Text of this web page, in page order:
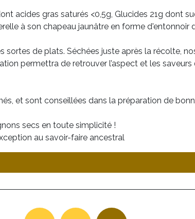
acides gras saturés <0,5g, Glucides 21g dont
à son chapeau jaunâtre en forme
de plats. Séchées juste après la récolte,
permettra de retrouver l’aspect et les
et sont conseillées dans la préparation de
secs en toute simplicité !
au savoir-faire ancestral